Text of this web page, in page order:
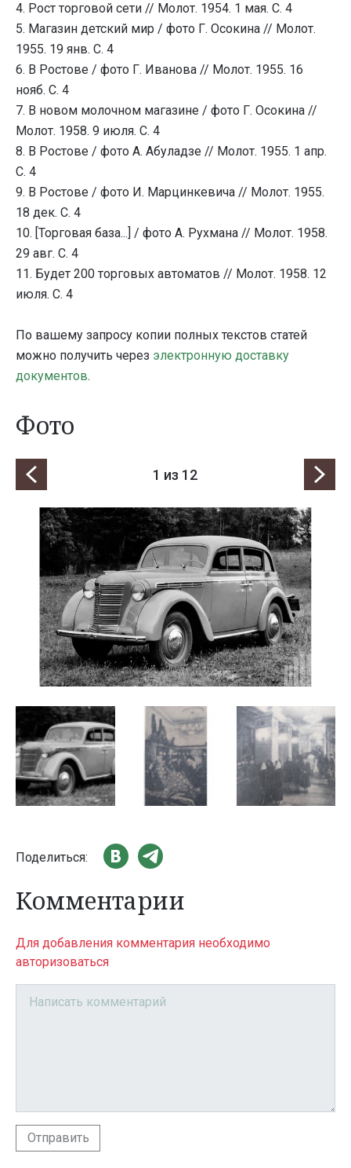
4. Рост торговой сети // Молот. 1954. 1 мая. С. 4
5. Магазин детский мир / фото Г. Осокина // Молот.
1955. 19 янв. С. 4
6. В Ростове / фото Г. Иванова // Молот. 1955. 16
нояб. С. 4
7. В новом молочном магазине / фото Г. Осокина //
Молот. 1958. 9 июля. С. 4
8. В Ростове / фото А. Абуладзе // Молот. 1955. 1 апр.
С. 4
9. В Ростове / фото И. Марцинкевича // Молот. 1955.
18 дек. С. 4
10. [Торговая база...] / фото А. Рухмана // Молот. 1958.
29 авг. С. 4
11. Будет 200 торговых автоматов // Молот. 1958. 12
июля. С. 4
По вашему запросу копии полных текстов статей
можно получить через электронную доставку
документов.
Фото
1 из 12
Поделиться:
Комментарии
Для добавления комментария необходимо
авторизоваться
Отправить